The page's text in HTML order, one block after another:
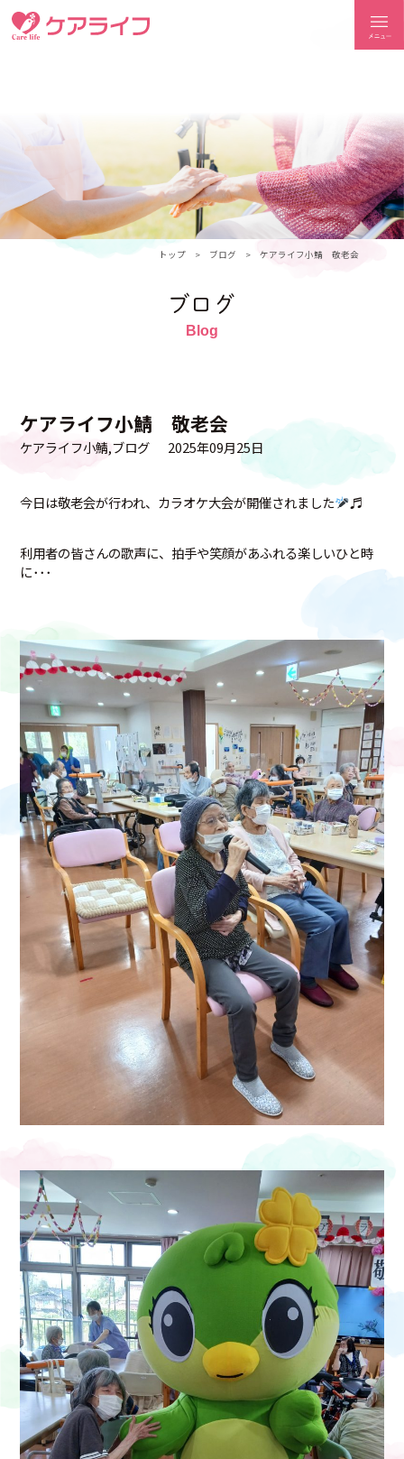
トップ ブログ ケアライフ小鯖 敬老会
ブログ
ケアライフ小鯖 敬老会
ケアライフ小鯖 ブログ 2025年09月25日
今日は敬老会が行われ、カラオケ大会が開催されました ♬
利用者の皆さんの歌声に、拍手や笑顔があふれる楽しいひと時
に･･･